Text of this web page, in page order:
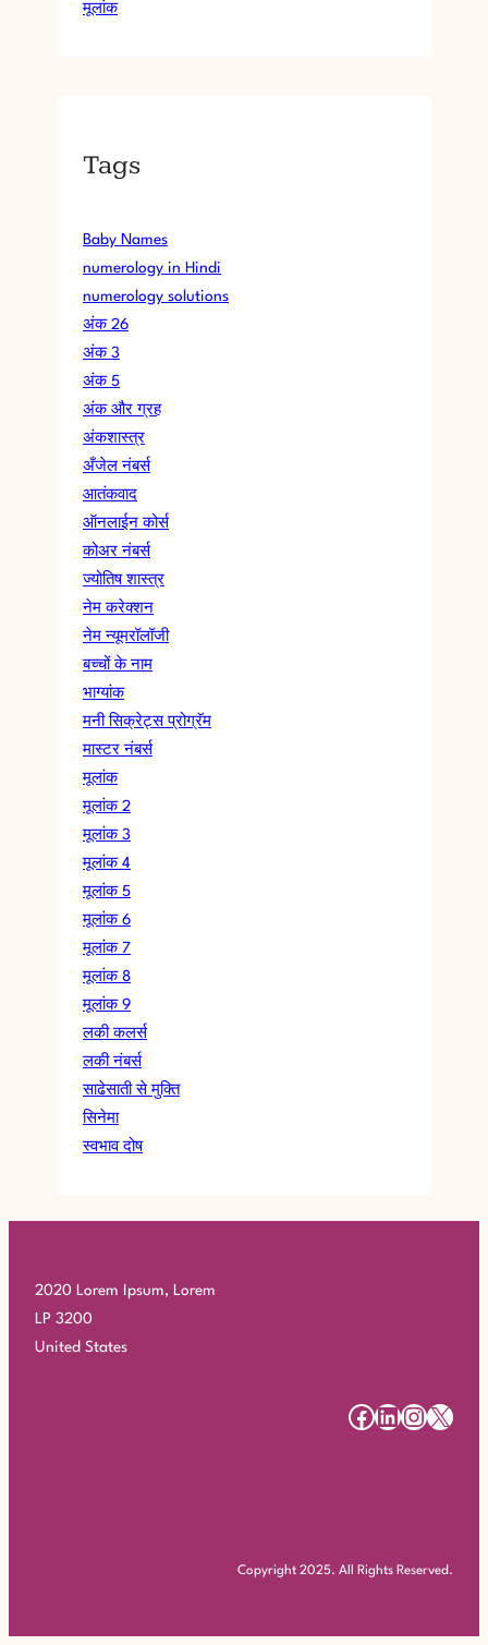
मूलांक
Tags
Baby Names
numerology in Hindi
numerology solutions
अंक 26
अंक 3
अंक 5
अंक और ग्रह
अंकशास्त्र
अँजेल नंबर्स
आतंकवाद
ऑनलाईन कोर्स
कोअर नंबर्स
ज्योतिष शास्त्र
नेम करेक्शन
नेम न्यूमरॉलॉजी
बच्चों के नाम
भाग्यांक
मनी सिक्रेट्स प्रोग्रॅम
मास्टर नंबर्स
मूलांक
मूलांक 2
मूलांक 3
मूलांक 4
मूलांक 5
मूलांक 6
मूलांक 7
मूलांक 8
मूलांक 9
लकी कलर्स
लकी नंबर्स
साढेसाती से मुक्ति
सिनेमा
स्वभाव दोष
2020 Lorem Ipsum, Lorem
LP 3200
United States
# # # #
Copyright 2025. All Rights Reserved.